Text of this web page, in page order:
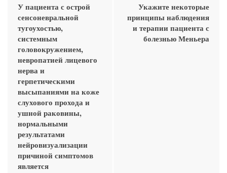
У пациента с острой
сенсоневральной
тугоухостью,
системным
головокружением,
невропатией лицевого
нерва и
герпетическими
высыпаниями на коже
слухового прохода и
ушной раковины,
нормальными
результатами
нейровизуализации
причиной симптомов
является
Укажите некоторые
принципы наблюдения
и терапии пациента с
болезнью Меньера